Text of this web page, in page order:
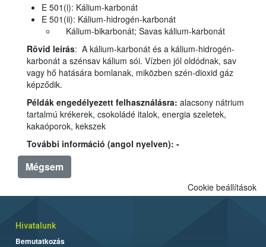
E 501(i): Kálium-karbonát
E 501(ii): Kálium-hidrogén-karbonát
Kálium-bikarbonát; Savas kálium-karbonát
Rövid leírás: A kálium-karbonát és a kálium-hidrogén-
karbonát a szénsav kálium sói. Vízben jól oldódnak, sav
vagy hő hatására bomlanak, miközben szén-dioxid gáz
képződik.
Példák engedélyezett felhasználásra: alacsony nátrium
tartalmú krékerek, csokoládé italok, energia szeletek,
kakaóporok, kekszek
További információ (angol nyelven): -
Mégsem
Cookie beállítások
Hivatalunk
Bemutatkozás